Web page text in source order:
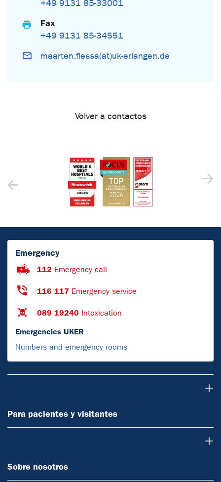
+49 9131 85-33001
Fax
+49 9131 85-34551
maarten.flessa(at)uk-erlangen.de
Volver a contactos
Emergency
112 Emergency call
116 117 Emergency service
089 19240 Intoxication
Emergencies UKER
Numbers and emergency rooms
Para pacientes y visitantes
Sobre nosotros